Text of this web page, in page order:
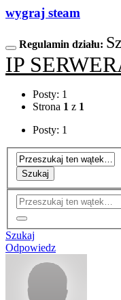
wygraj steam
Regulamin działu:
IP
Posty: 1
Strona 1 z 1
Posty: 1
Szukaj
Szukaj
Odpowiedz